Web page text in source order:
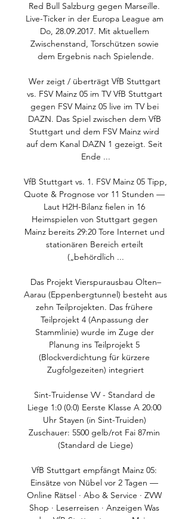
Red Bull Salzburg gegen Marseille.
Live-Ticker in der Europa League am
Do, 28.09.2017. Mit aktuellem
Zwischenstand, Torschützen sowie
dem Ergebnis nach Spielende.
Wer zeigt / überträgt VfB Stuttgart
vs. FSV Mainz 05 im TV VfB Stuttgart
gegen FSV Mainz 05 live im TV bei
DAZN. Das Spiel zwischen dem VfB
Stuttgart und dem FSV Mainz wird
auf dem Kanal DAZN 1 gezeigt. Seit
Ende ...
VfB Stuttgart vs. 1. FSV Mainz 05 Tipp,
Quote & Prognose vor 11 Stunden —
Laut H2H-Bilanz fielen in 16
Heimspielen von Stuttgart gegen
Mainz bereits 29:20 Tore Internet und
stationären Bereich erteilt
(„behördlich ...
Das Projekt Vierspurausbau Olten–
Aarau (Eppenbergtunnel) besteht aus
zehn Teilprojekten. Das frühere
Teilprojekt 4 (Anpassung der
Stammlinie) wurde im Zuge der
Planung ins Teilprojekt 5
(Blockverdichtung für kürzere
Zugfolgezeiten) integriert
Sint-Truidense VV - Standard de
Liege 1:0 (0:0) Eerste Klasse A 20:00
Uhr Stayen (in Sint-Truiden)
Zuschauer: 5500 gelb/rot Fai 87min
(Standard de Liege)
VfB Stuttgart empfängt Mainz 05:
Einsätze von Nübel vor 2 Tagen —
Online Rätsel · Abo & Service · ZVW
Shop · Leserreisen · Anzeigen Was